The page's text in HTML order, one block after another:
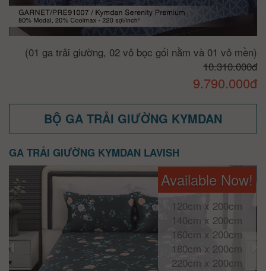
(01 ga trải giường, 02 vỏ bọc gối nằm và 01 vỏ mền)
10.310.000đ
9.790.000đ
BỘ GA TRẢI GIƯỜNG KYMDAN
GA TRẢI GIƯỜNG KYMDAN LAVISH
Available Now!
120cm x 200cm
140cm x 200cm
160cm x 200cm
180cm x 200cm
220cm x 200cm